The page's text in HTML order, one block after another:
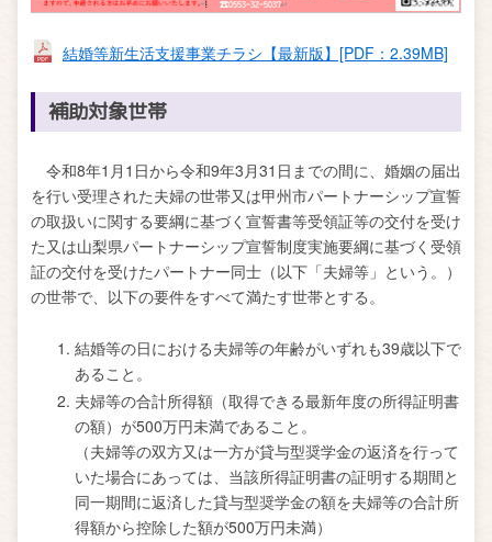
結婚等新生活支援事業チラシ【最新版】[PDF：2.39MB]
補助対象世帯
令和8年1月1日から令和9年3月31日までの間に、婚姻の届出
を行い受理された夫婦の世帯又は甲州市パートナーシップ宣誓
の取扱いに関する要綱に基づく宣誓書等受領証等の交付を受け
た又は山梨県パートナーシップ宣誓制度実施要綱に基づく受領
証の交付を受けたパートナー同士（以下「夫婦等」という。）
の世帯で、以下の要件をすべて満たす世帯とする。
結婚等の日における夫婦等の年齢がいずれも39歳以下で
あること。
夫婦等の合計所得額（取得できる最新年度の所得証明書
の額）が500万円未満であること。
（夫婦等の双方又は一方が貸与型奨学金の返済を行って
いた場合にあっては、当該所得証明書の証明する期間と
同一期間に返済した貸与型奨学金の額を夫婦等の合計所
得額から控除した額が500万円未満）